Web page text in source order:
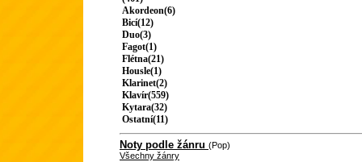
Akordeon(6)
Bicí(12)
Duo(3)
Fagot(1)
Flétna(21)
Housle(1)
Klarinet(2)
Klavír(559)
Kytara(32)
Ostatní(11)
Noty podle žánru (Pop)
Všechny žánry